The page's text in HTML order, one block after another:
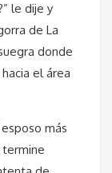
le dije y
de La
donde
el área
más